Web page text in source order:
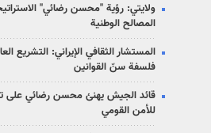
ولايتي: رؤية "محسن رضائي"
المصالح الوطنية
المستشار الثقافي الإيراني: التشريع
فلسفة سنّ القوانين
قائد الجيش يهنئ محسن رضائي على
للأمن القومي